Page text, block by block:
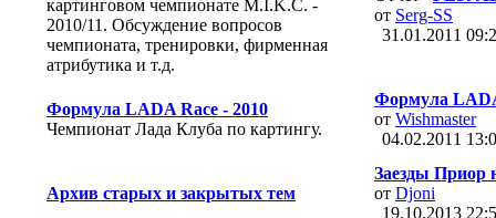
картинговом чемпионате M.I.K.C. -
2010/11. Обсуждение вопросов
чемпионата, тренировки, фирменная
атрибутика и т.д.
от Serg-SS
31.01.2011
Формула LADA Race - 2010
Чемпионат Лада Клуба по картингу.
Формула
от Wishmaster
04.02.2011
Архив старых и закрытых тем
Заезды Приор
от Djoni
19.10.2013